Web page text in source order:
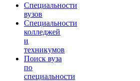
Специальности
вузов
Специальности
колледжей
и
техникумов
Поиск вуза
по
специальности